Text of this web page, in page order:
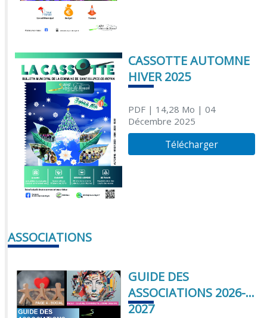
CASSOTTE AUTOMNE
HIVER 2025
PDF| 14,28 Mo | 04
Décembre 2025
Télécharger
ASSOCIATIONS
GUIDE DES
ASSOCIATIONS 2026-
2027